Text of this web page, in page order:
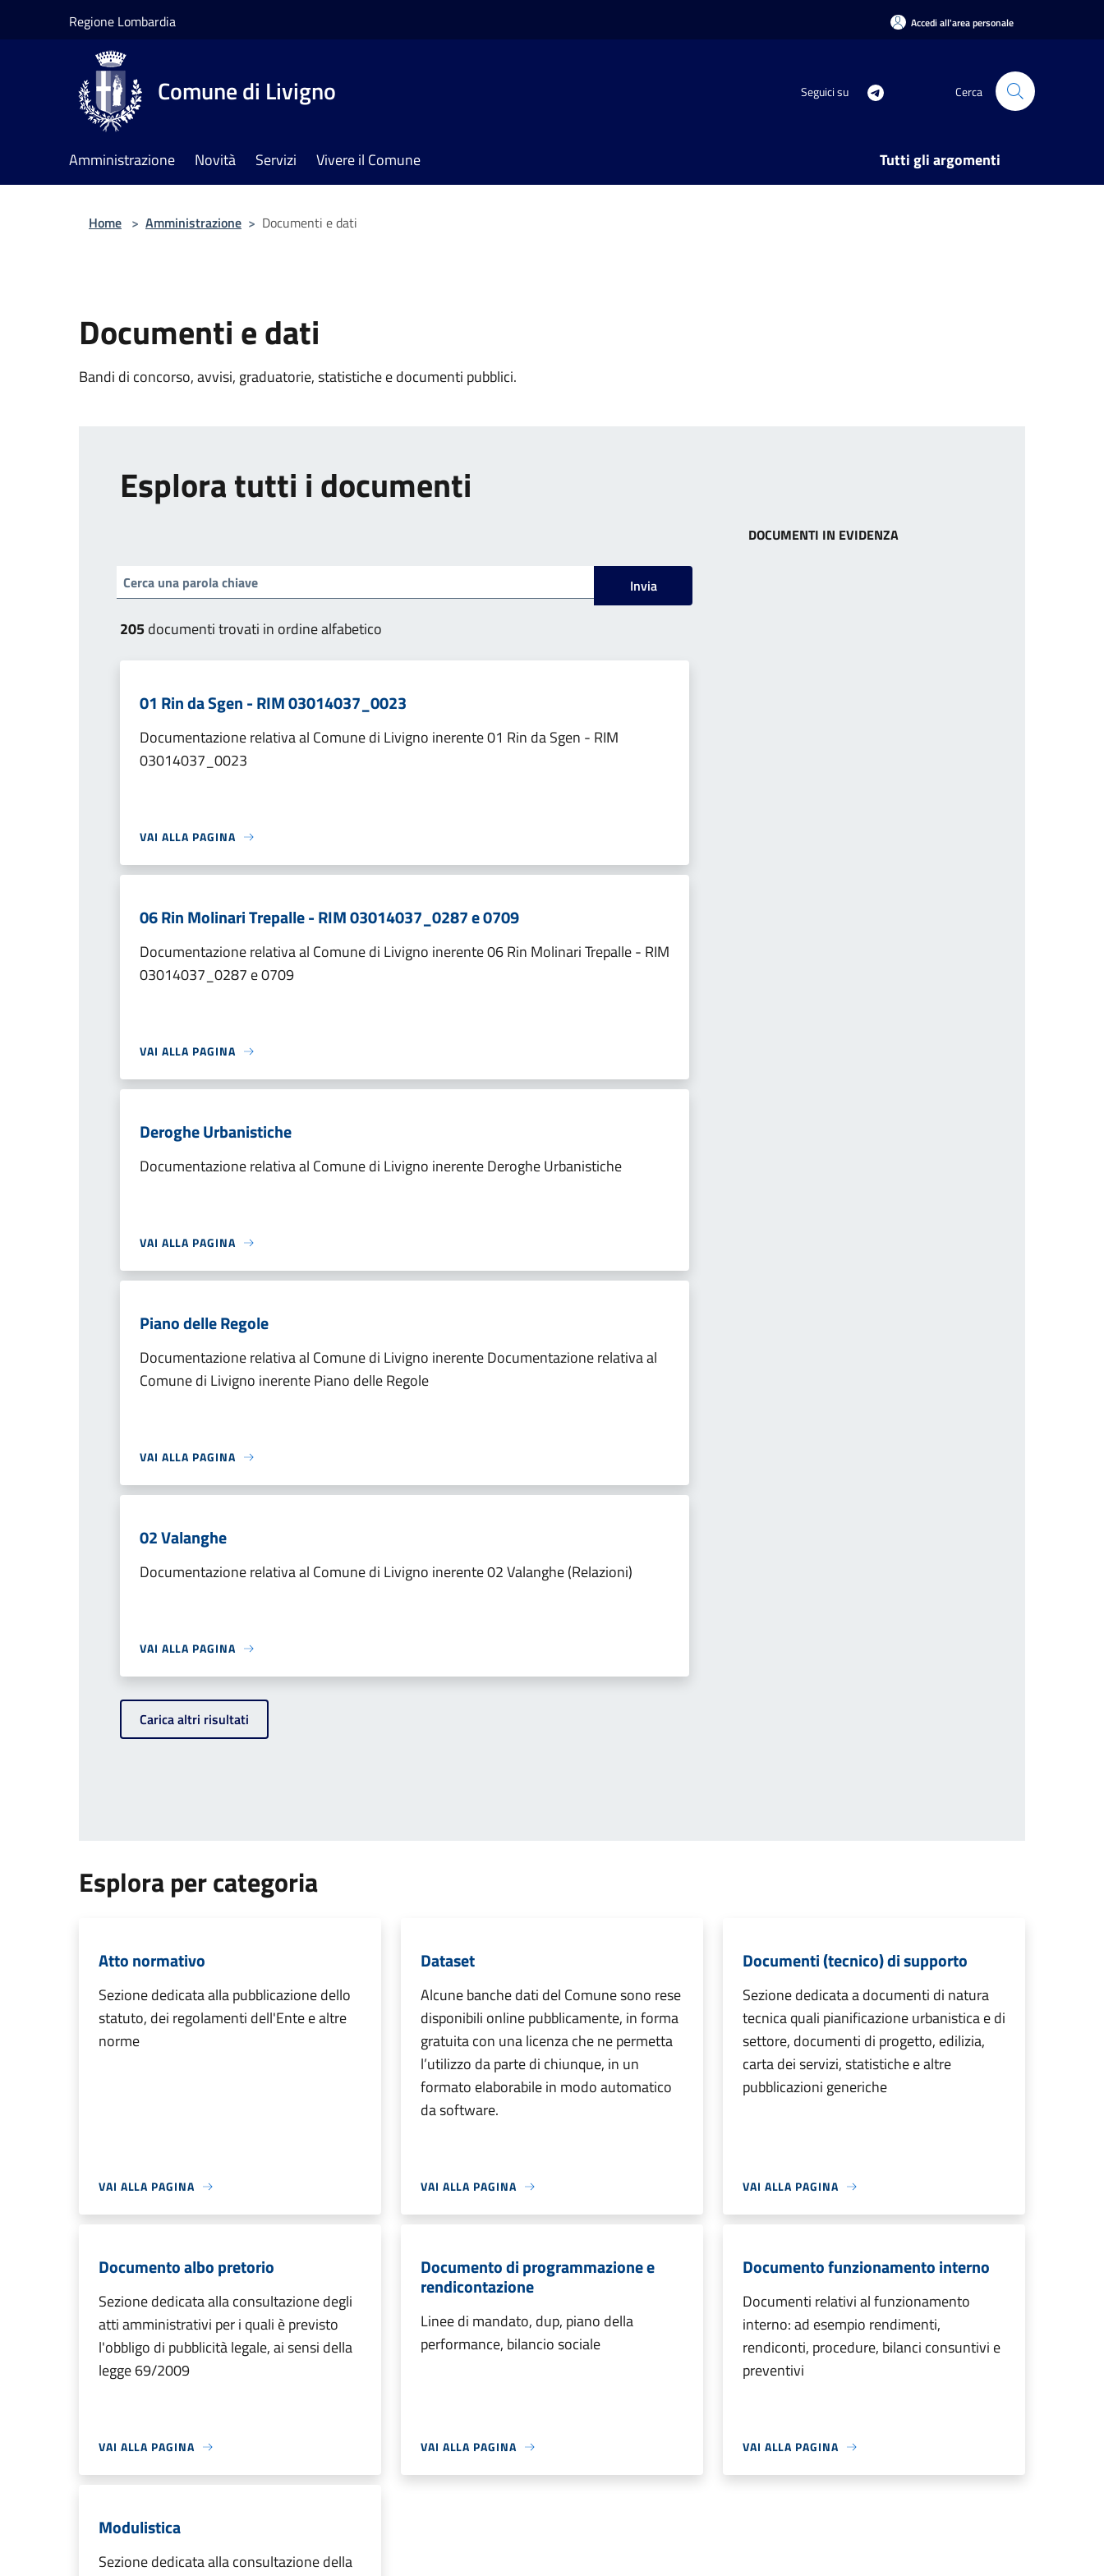
Regione Lombardia Accedi all'area personale
Comune di Livigno Seguici su Cerca
Amministrazione Novità Servizi Vivere il Comune Tutti gli argomenti
Home > Amministrazione > Documenti e dati
Documenti e dati
Bandi di concorso, avvisi, graduatorie, statistiche e documenti pubblici.
Esplora tutti i documenti
Invia
205documenti trovati in ordine alfabetico
01 Rin da Sgen - RIM 03014037_0023
Documentazione relativa al Comune di Livigno inerente 01 Rin da Sgen - RIM
03014037_0023
VAI ALLA PAGINA
06 Rin Molinari Trepalle - RIM 03014037_0287 e 0709
Documentazione relativa al Comune di Livigno inerente 06 Rin Molinari Trepalle - RIM
03014037_0287 e 0709
VAI ALLA PAGINA
Deroghe Urbanistiche
Documentazione relativa al Comune di Livigno inerente Deroghe Urbanistiche
VAI ALLA PAGINA
Piano delle Regole
Documentazione relativa al Comune di Livigno inerente Documentazione relativa al
Comune di Livigno inerente Piano delle Regole
VAI ALLA PAGINA
02 Valanghe
Documentazione relativa al Comune di Livigno inerente 02 Valanghe (Relazioni)
VAI ALLA PAGINA
Carica altri risultati
DOCUMENTI IN EVIDENZA
Esplora per categoria
Atto normativo
Sezione dedicata alla pubblicazione dello
statuto, dei regolamenti dell'Ente e altre
norme
VAI ALLA PAGINA
Dataset
Alcune banche dati del Comune sono rese
disponibili online pubblicamente, in forma
gratuita con una licenza che ne permetta
l’utilizzo da parte di chiunque, in un
formato elaborabile in modo automatico
da software.
VAI ALLA PAGINA
Documenti (tecnico) di supporto
Sezione dedicata a documenti di natura
tecnica quali pianificazione urbanistica e di
settore, documenti di progetto, edilizia,
carta dei servizi, statistiche e altre
pubblicazioni generiche
VAI ALLA PAGINA
Documento albo pretorio
Sezione dedicata alla consultazione degli
atti amministrativi per i quali è previsto
l'obbligo di pubblicità legale, ai sensi della
legge 69/2009
VAI ALLA PAGINA
Documento di programmazione e
rendicontazione
Linee di mandato, dup, piano della
performance, bilancio sociale
VAI ALLA PAGINA
Documento funzionamento interno
Documenti relativi al funzionamento
interno: ad esempio rendimenti,
rendiconti, procedure, bilanci consuntivi e
preventivi
VAI ALLA PAGINA
Modulistica
Sezione dedicata alla consultazione della